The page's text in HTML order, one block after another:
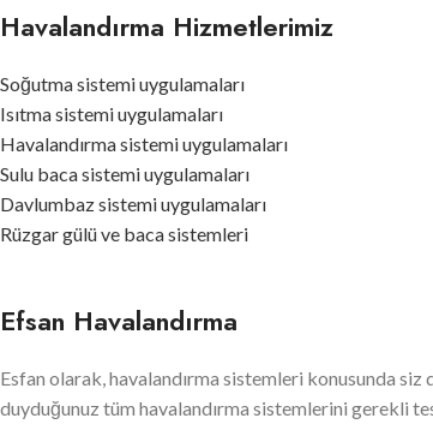
Havalandırma Hizmetlerimiz
Soğutma sistemi uygulamaları
Isıtma sistemi uygulamaları
Havalandırma sistemi uygulamaları
Sulu baca sistemi uygulamaları
Davlumbaz sistemi uygulamaları
Rüzgar gülü ve baca sistemleri
Efsan Havalandırma
Esfan olarak, havalandırma sistemleri konusunda
duyduğunuz tüm havalandırma sistemlerini gerekli